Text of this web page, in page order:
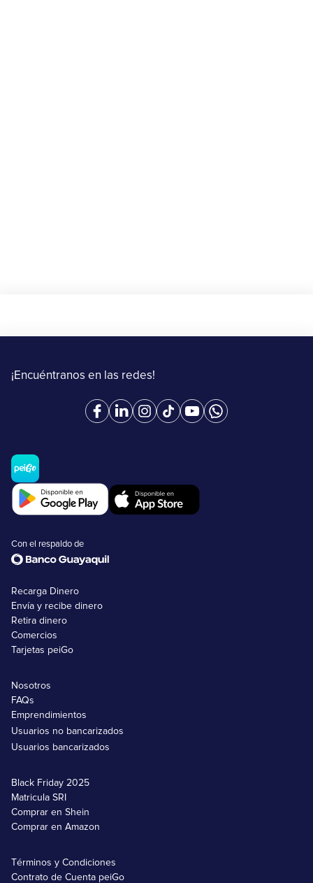
¡Encuéntranos en las redes!
Con el respaldo de
Recarga Dinero
Envía y recibe dinero
Retira dinero
Comercios
Tarjetas peiGo
Nosotros
FAQs
Emprendimientos
Usuarios no bancarizados
Usuarios bancarizados
Black Friday 2025
Matricula SRI
Comprar en Shein
Comprar en Amazon
Términos y Condiciones
Contrato de Cuenta peiGo